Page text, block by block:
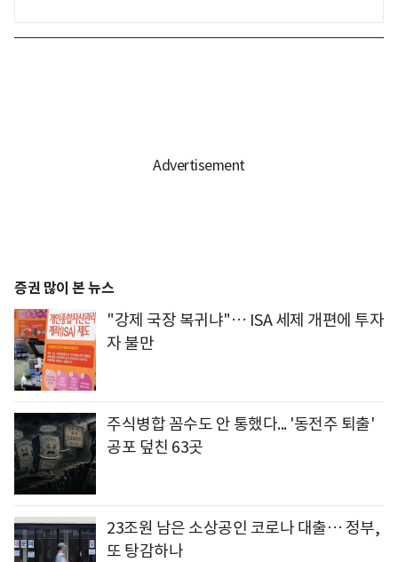
증권 많이 본 뉴스
"강제 국장 복귀냐"… ISA 세제 개편에 투자
자 불만
주식병합 꼼수도 안 통했다... '동전주 퇴출'
공포 덮친 63곳
23조원 남은 소상공인 코로나 대출… 정부,
또 탕감하나